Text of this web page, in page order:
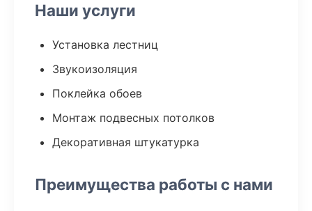
Наши услуги
Установка лестниц
Звукоизоляция
Поклейка обоев
Монтаж подвесных потолков
Декоративная штукатурка
Преимущества работы с нами